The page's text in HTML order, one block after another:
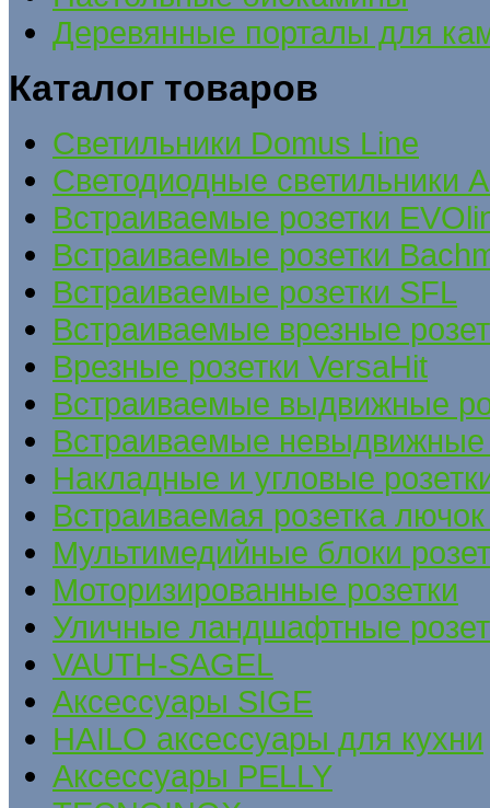
Деревянные порталы для
Каталог товаров
Cветильники Domus Line
Светодиодные светильники
Встраиваемые розетки
Встраиваемые розетки
Встраиваемые розетки SFL
Встраиваемые врезные
Врезные розетки VersaHit
Встраиваемые выдвижные
Встраиваемые невыдвижные
Накладные и угловые
Встраиваемая розетка
Мультимедийные блоки
Моторизированные розетки
Уличные ландшафтные
VAUTH-SAGEL
Аксессуары SIGE
HAILO аксессуары для кухни
Аксессуары PELLY